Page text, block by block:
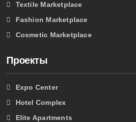
Textile Marketplace
Fashion Marketplace
Cosmetic Marketplace
Проекты
Expo Center
Hotel Complex
Elite Apartments